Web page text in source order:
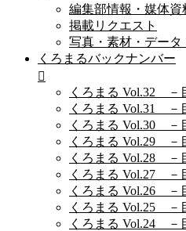
編集部情報・媒体資
掲載リクエスト
写真・素材・デー
くろまるバックナンバー
くろまる Vol.32 －
くろまる Vol.31 －
くろまる Vol.30 －
くろまる Vol.29 －
くろまる Vol.28 －
くろまる Vol.27 －
くろまる Vol.26 －
くろまる Vol.25 －
くろまる Vol.24 －